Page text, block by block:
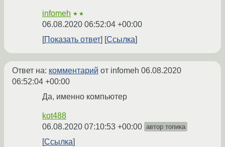
infomeh ★★
06.08.2020 06:52:04 +00:00
Показать ответ
Ссылка
Ответ на: комментарий от infomeh 06.08.2020
06:52:04 +00:00
Да, именно компьютер
kot488
06.08.2020 07:10:53 +00:00 автор топика
Ссылка